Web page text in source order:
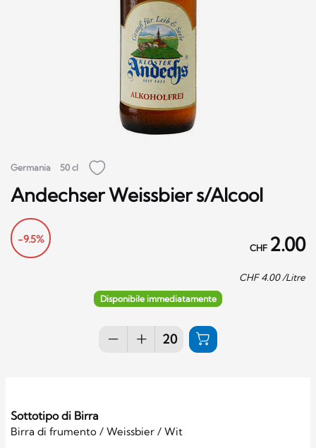
Germania 50 cl
Andechser Weissbier s/Alcool
-9.5%
CHF 2.00
CHF4.00/Litre
Disponibile immediatamente
Sottotipo di Birra
Birra di frumento / Weissbier / Wit